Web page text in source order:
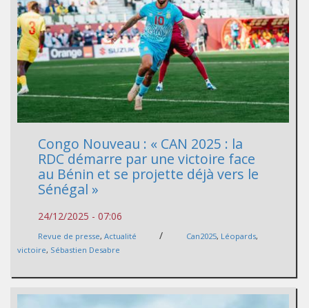
Congo Nouveau : « CAN 2025 : la
RDC démarre par une victoire face
au Bénin et se projette déjà vers le
Sénégal »
24/12/2025 - 07:06
Revue de presse, Actualité / Can2025, Léopards,
victoire, Sébastien Desabre